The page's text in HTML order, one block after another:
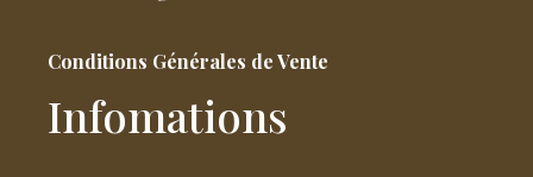
Conditions Générales de Vente
Infomations